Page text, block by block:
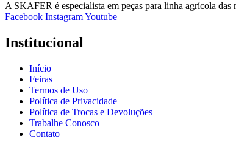
A SKAFER é especialista em peças para linha agrícola
Facebook InstagramYoutube
Institucional
Início
Feiras
Termos de Uso
Política de Privacidade
Política de Trocas e Devoluções
Trabalhe Conosco
Contato